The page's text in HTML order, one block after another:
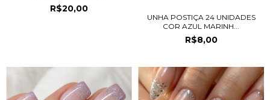
R$20,00
UNHA POSTIÇA 24 UNIDADES
COR AZUL MARINH...
R$8,00